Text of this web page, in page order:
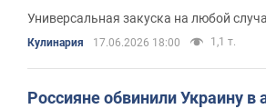
Универсальная закуска на любой
Кулинария 17.06.2026 18:00 1,1 т.
Россияне обвинили Украину в